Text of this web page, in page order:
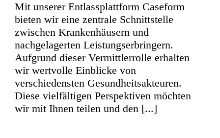
Mit unserer Entlassplattform Caseform
bieten wir eine zentrale Schnittstelle
zwischen Krankenhäusern und
nachgelagerten Leistungserbringern.
Aufgrund dieser Vermittlerrolle erhalten
wir wertvolle Einblicke von
verschiedensten Gesundheitsakteuren.
Diese vielfältigen Perspektiven möchten
wir mit Ihnen teilen und den [...]